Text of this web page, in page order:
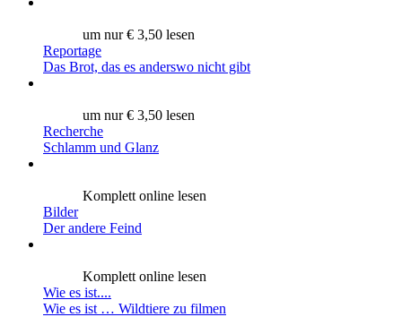
um nur € 3,50 lesen
Reportage
Das Brot, das es anderswo nicht gibt
um nur € 3,50 lesen
Recherche
Schlamm und Glanz
Komplett online lesen
Bilder
Der andere Feind
Komplett online lesen
Wie es ist....
Wie es ist … Wildtiere zu filmen